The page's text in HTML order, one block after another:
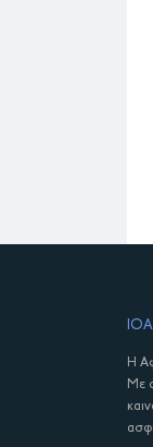
Η
Με